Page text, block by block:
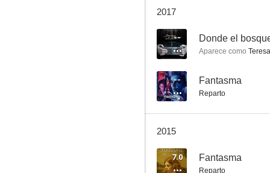
2017
-- Donde el
Aparece como Teresa
-- Fantasma
Reparto
2015
7.0 Fantasma
Reparto